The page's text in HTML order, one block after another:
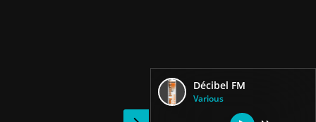
Décibel FM
Various